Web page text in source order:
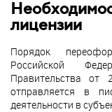
лицензии
Порядок
Российской
Правительства
отправляется в
деятельности в